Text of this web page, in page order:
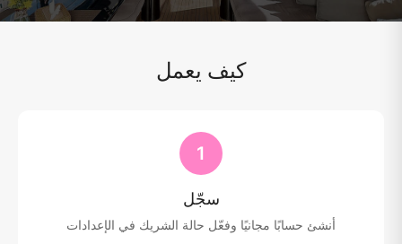
كيف يعمل
1
سجّل
أنشئ حسابًا مجانيًا وفعّل حالة الشريك في الإعدادات